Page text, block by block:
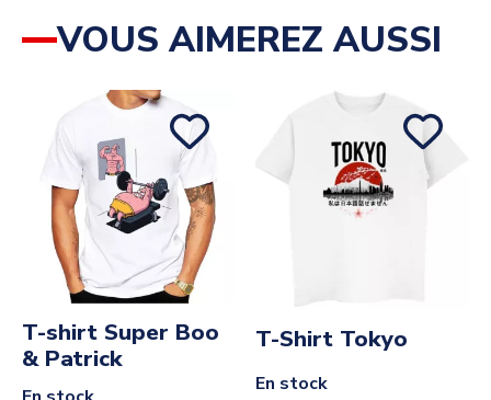
VOUS AIMEREZ AUSSI
T-shirt Super Boo
& Patrick
T-Shirt Tokyo
En stock